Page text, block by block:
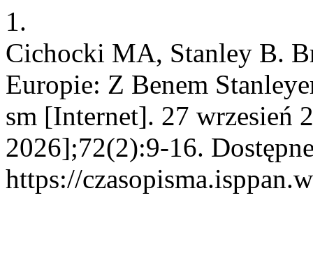
1.
Cichocki MA, Stanley B.
Europie: Z Benem
sm [Internet]. 27 wrzesień
2026];72(2):9-16.
https://